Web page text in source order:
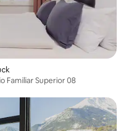
Familiar Superior 08